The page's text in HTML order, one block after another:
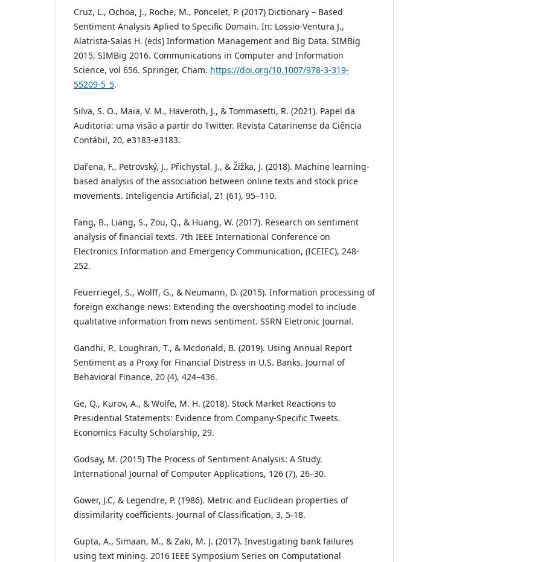
Cruz, L., Ochoa, J., Roche, M., Poncelet, P. (2017) Dictionary – Based
Sentiment Analysis Aplied to Specific Domain. In: Lossio-Ventura J.,
Alatrista-Salas H. (eds) Information Management and Big Data. SIMBig
2015, SIMBig 2016. Communications in Computer and Information
Science, vol 656. Springer, Cham. https://doi.org/10.1007/978-3-319-
55209-5_5.
Silva, S. O., Maia, V. M., Haveroth, J., & Tommasetti, R. (2021). Papel da
Auditoria: uma visão a partir do Twitter. Revista Catarinense da Ciência
Contábil, 20, e3183-e3183.
Dařena, F., Petrovský, J., Přichystal, J., & Žižka, J. (2018). Machine learning-
based analysis of the association between online texts and stock price
movements. Inteligencia Artificial, 21 (61), 95–110.
Fang, B., Liang, S., Zou, Q., & Huang, W. (2017). Research on sentiment
analysis of financial texts. 7th IEEE International Conference on
Electronics Information and Emergency Communication, (ICEIEC), 248-
252.
Feuerriegel, S., Wolff, G., & Neumann, D. (2015). Information processing of
foreign exchange news: Extending the overshooting model to include
qualitative information from news sentiment. SSRN Eletronic Journal.
Gandhi, P., Loughran, T., & Mcdonald, B. (2019). Using Annual Report
Sentiment as a Proxy for Financial Distress in U.S. Banks. Journal of
Behavioral Finance, 20 (4), 424–436.
Ge, Q., Kurov, A., & Wolfe, M. H. (2018). Stock Market Reactions to
Presidential Statements: Evidence from Company-Specific Tweets.
Economics Faculty Scholarship, 29.
Godsay, M. (2015) The Process of Sentiment Analysis: A Study.
International Journal of Computer Applications, 126 (7), 26–30.
Gower, J.C, & Legendre, P. (1986). Metric and Euclidean properties of
dissimilarity coefficients. Journal of Classification, 3, 5-18.
Gupta, A., Simaan, M., & Zaki, M. J. (2017). Investigating bank failures
using text mining. 2016 IEEE Symposium Series on Computational